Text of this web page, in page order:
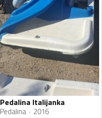
Pedalina Italijanka
Pedalina 2016